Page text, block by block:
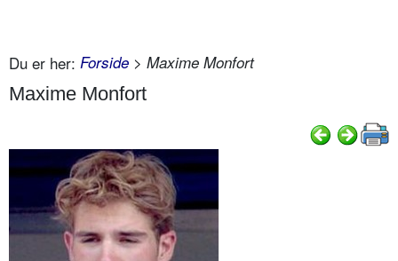
Du er her: Forside > Maxime Monfort
Maxime Monfort